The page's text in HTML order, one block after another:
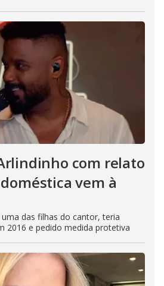
com relato
vem à
das filhas do cantor, teria
2016 e pedido medida protetiva